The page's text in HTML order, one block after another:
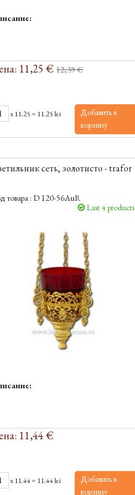
11,25 € 12,39 €
x11.25= 11.25 lei
Добавить в
корзину
сеть, золотисто - trafor
товара : D 120-56AuR
Last 4 products
11,44 €
x11.44= 11.44 lei
Добавить в
корзину